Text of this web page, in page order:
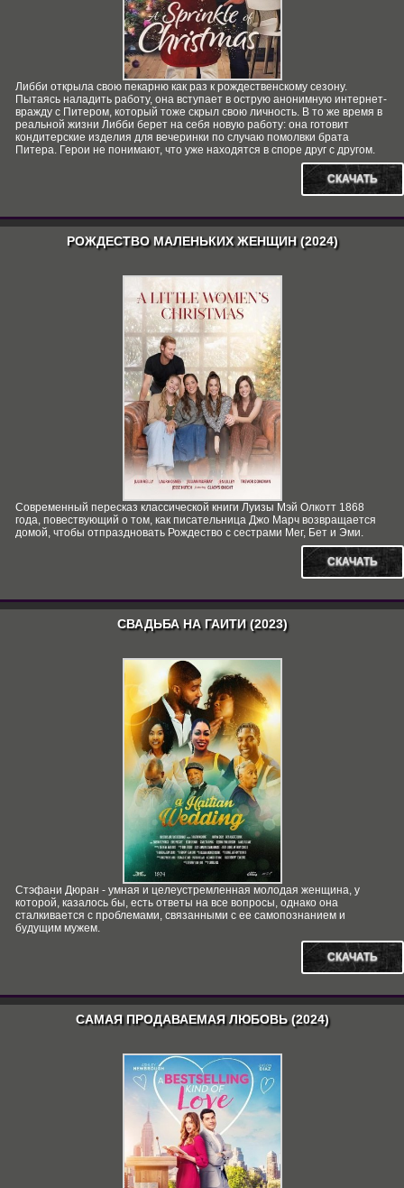
Либби открыла свою пекарню как раз к рождественскому сезону.
Пытаясь наладить работу, она вступает в острую анонимную интернет-
вражду с Питером, который тоже скрыл свою личность. В то же время в
реальной жизни Либби берет на себя новую работу: она готовит
кондитерские изделия для вечеринки по случаю помолвки брата
Питера. Герои не понимают, что уже находятся в споре друг с другом.
СКАЧАТЬ
РОЖДЕСТВО МАЛЕНЬКИХ ЖЕНЩИН (2024)
Современный пересказ классической книги Луизы Мэй Олкотт 1868
года, повествующий о том, как писательница Джо Марч возвращается
домой, чтобы отпраздновать Рождество с сестрами Мег, Бет и Эми.
СКАЧАТЬ
СВАДЬБА НА ГАИТИ (2023)
Стэфани Дюран - умная и целеустремленная молодая женщина, у
которой, казалось бы, есть ответы на все вопросы, однако она
сталкивается с проблемами, связанными с ее самопознанием и
будущим мужем.
СКАЧАТЬ
САМАЯ ПРОДАВАЕМАЯ ЛЮБОВЬ (2024)